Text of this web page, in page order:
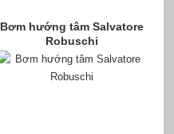
Bơm hướng tâm Salvatore
Robuschi